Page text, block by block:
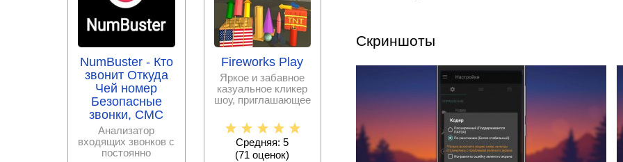
Скриншоты
NumBuster - Кто
звонит Откуда
Чей номер
Безопасные
звонки, СМС
Анализатор
входящих звонков с
постоянно
Fireworks Play
Яркое и забавное
казуальное кликер
шоу, приглашающее
команды по
Средняя: 5
(71 оценок)